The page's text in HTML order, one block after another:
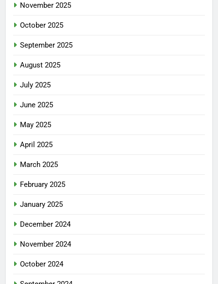
November 2025
October 2025
September 2025
August 2025
July 2025
June 2025
May 2025
April 2025
March 2025
February 2025
January 2025
December 2024
November 2024
October 2024